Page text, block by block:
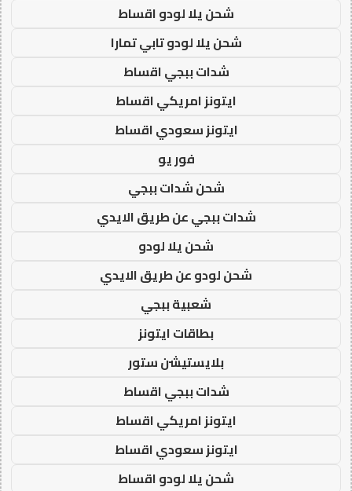
شحن يلا لودو اقساط
شحن يلا لودو تابي تمارا
شدات ببجي اقساط
ايتونز امريكي اقساط
ايتونز سعودي اقساط
فور يو
شحن شدات ببجي
شدات ببجي عن طريق الايدي
شحن يلا لودو
شحن لودو عن طريق الايدي
شعبية ببجي
بطاقات ايتونز
بلايستيشن ستور
شدات ببجي اقساط
ايتونز امريكي اقساط
ايتونز سعودي اقساط
شحن يلا لودو اقساط